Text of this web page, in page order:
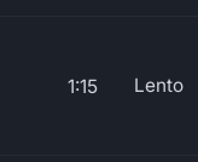
1:15 Lento